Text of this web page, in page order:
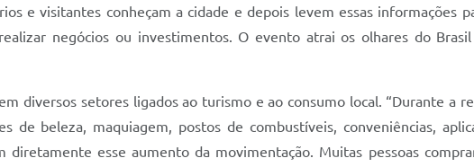
e visitantes conheçam a cidade e depois levem essas informações
negócios ou investimentos. O evento atrai os olhares do
diversos setores ligados ao turismo e ao consumo local. “Durante a
beleza, maquiagem, postos de combustíveis, conveniências,
esse aumento da movimentação. Muitas pessoas